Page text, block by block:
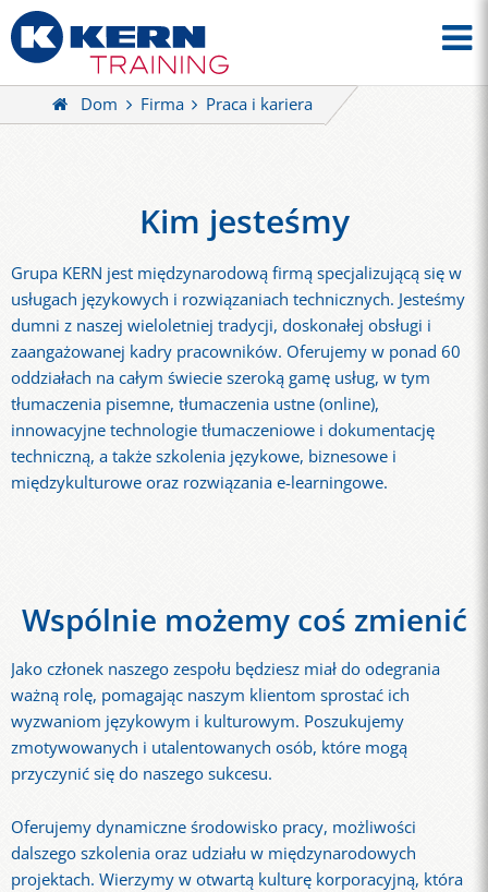
Dom Firma Praca i kariera
Kim jesteśmy
Grupa KERN jest międzynarodową firmą specjalizującą się w
usługach językowych i rozwiązaniach technicznych. Jesteśmy
dumni z naszej wieloletniej tradycji, doskonałej obsługi i
zaangażowanej kadry pracowników. Oferujemy w ponad 60
oddziałach na całym świecie szeroką gamę usług, w tym
tłumaczenia pisemne, tłumaczenia ustne (online),
innowacyjne technologie tłumaczeniowe i dokumentację
techniczną, a także szkolenia językowe, biznesowe i
międzykulturowe oraz rozwiązania e-learningowe.
Wspólnie możemy coś zmienić
Jako członek naszego zespołu będziesz miał do odegrania
ważną rolę, pomagając naszym klientom sprostać ich
wyzwaniom językowym i kulturowym. Poszukujemy
zmotywowanych i utalentowanych osób, które mogą
przyczynić się do naszego sukcesu.
Oferujemy dynamiczne środowisko pracy, możliwości
dalszego szkolenia oraz udziału w międzynarodowych
projektach. Wierzymy w otwartą kulturę korporacyjną, która